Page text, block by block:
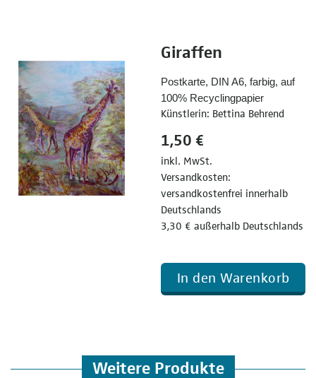
Giraffen
Postkarte, DIN A6, farbig, auf
100% Recyclingpapier
Künstlerin: Bettina Behrend
1,50 €
inkl. MwSt.
Versandkosten:
versandkostenfrei innerhalb
Deutschlands
3,30 € außerhalb Deutschlands
In den Warenkorb
Weitere Produkte